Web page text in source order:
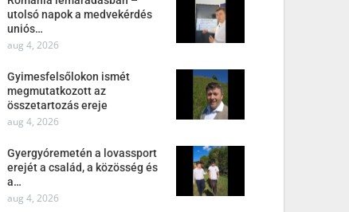
utolsó napok a medvekérdés
uniós…
aug 4, 2026
Gyimesfelsőlokon ismét
megmutatkozott az
összetartozás ereje
aug 4, 2026
Gyergyóremetén a lovassport
erejét a család, a közösség és
a…
aug 4, 2026